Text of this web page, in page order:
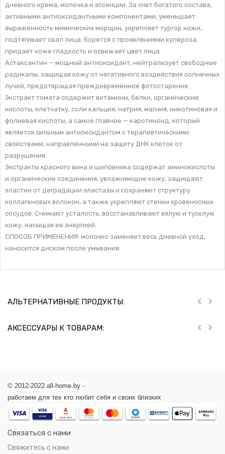
дневного крема, молочка и эссенции. За счет богатого состава,
активными антиоксидантными компонентами, уменьшает
выраженность мимических морщин, укрепляет тургор кожи,
подтягивает овал лица, борется с проявлениями купероза,
придает коже гладкость и освежает цвет лица.
Астаксантин — мощный антиоксидант, нейтрализует свободные
радикалы, защищая кожу от негативного воздействия солнечных
лучей, предотвращая преждевременное фотостарение.
Экстракт томата содержит витамины, белки, органические
кислоты, клетчатку, соли кальция, натрия, магния, никотиновая и
фолиевая кислоты, а самое главное — каротиноид, который
является сильным антиоксидантом с терапевтическими
свойствами, направленными на защиту ДНК клеток от
разрушения.
Экстракты красного вина и шиповника содержат аминокислоты
и органические соединения, увлажняющие кожу, защищают
эластин от деградации эластазы и сохраняют структуру
коллагеновых волокон, а также укрепляют стенки кровеносных
сосудов. Снимают усталость, восстанавливают вялую и тусклую
кожу, насыщая ее энергией.
СПОСОБ ПРИМЕНЕНИЯ: молочко заменяет весь дневной уход,
наносится диском после умывания.
АЛЬТЕРНАТИВНЫЕ ПРОДУКТЫ: Пред
АКСЕССУАРЫ К ТОВАРАМ: Пред
© 2012-2022 all-home.by -
работаем для тех кто любит себя и своих близких
Связаться с нами
Свяжитесь с нами